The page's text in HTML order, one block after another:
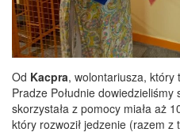
Od Kacpra, wolontariusza, który
Pradze Południe
skorzystała z pomocy miała aż
który rozwoził jedzenie (razem z